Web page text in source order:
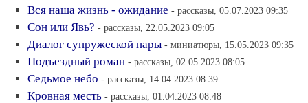
Вся наша жизнь - ожидание - рассказы, 05.07.2023 09:35
Сон или Явь? - рассказы, 22.05.2023 09:05
Диалог супружеской пары - миниатюры, 15.05.2023 09:35
Подъездный роман - рассказы, 02.05.2023 08:05
Седьмое небо - рассказы, 14.04.2023 08:39
Кровная месть - рассказы, 01.04.2023 08:48